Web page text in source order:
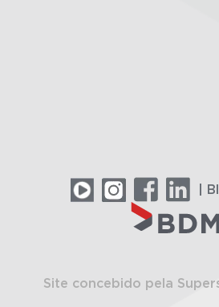
|
Site concebido pela